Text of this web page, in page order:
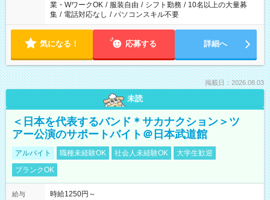
業・WワークOK / 服装自由 / シフト勤務 / 10名以上の大量募
集 / 電話対応なし / パソコンスキル不要
気になる！ 応募する 詳細へ
掲載日：2026.08.03
未読
＜日本を代表するバンド＊サカナクション＞ツ
アー公演のサポートバイト＠日本武道館
アルバイト 職種未経験OK 社会人未経験OK
大学生歓迎
ブランクOK
給与
時給1250円～